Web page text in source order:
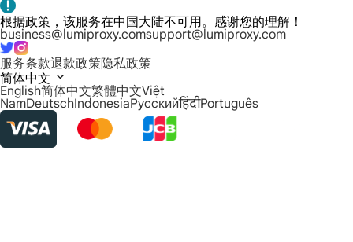
根据政策，该服务在中国大陆不可用。感谢您的理解！
business@lumiproxy.comsupport@lumiproxy.com
服务条款退款政策隐私政策
简体中文
English简体中文繁體中文Việt
NamDeutschIndonesiaРусскийहिंदीPortuguês